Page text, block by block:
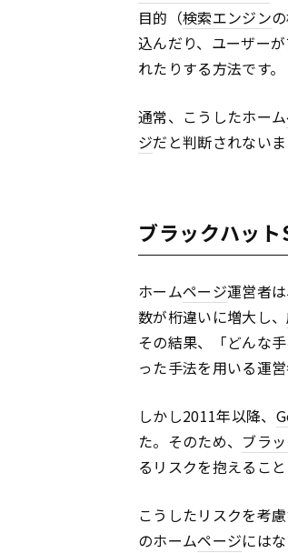
目的（検索エンジン
込んだり、ユーザー
れたりする方法です。
通常、こうしたホーム
ジだと判断されない
ブラックハッ
ホームページ運営者
数が桁違いに増大し、
その結果、「どんな
った手法を用いる運営
しかし2011年以降、
た。そのため、 ブラ
るリスクを抱えること
こうしたリスクを考
のホームページには